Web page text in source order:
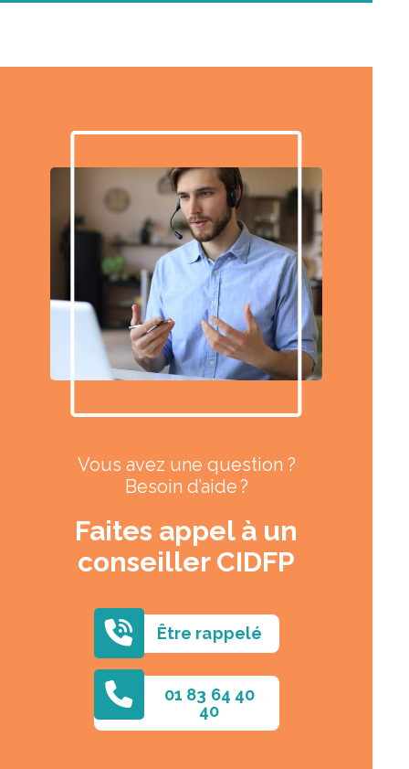
Vous avez une question ?
Besoin d’aide ?
Faites appel à un
conseiller CIDFP
Être rappelé
01 83 64 40
40